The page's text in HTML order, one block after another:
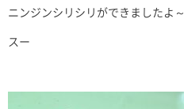
ニンジンシリシリができましたよ～
スー